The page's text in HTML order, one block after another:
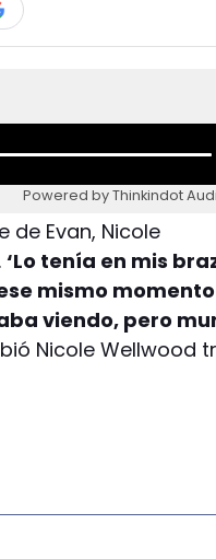
Powered by Thinkindot
de Evan, Nicole
‘Lo tenía en mis
mismo momento
viendo, pero
Nicole Wellwood